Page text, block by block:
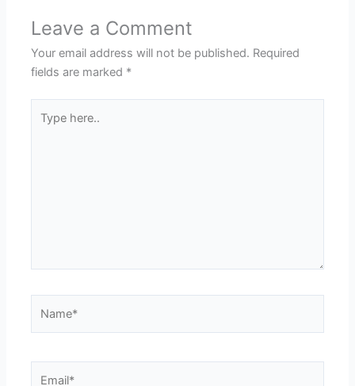
Leave a Comment
Your email address will not be published. Required
fields are marked *
here..